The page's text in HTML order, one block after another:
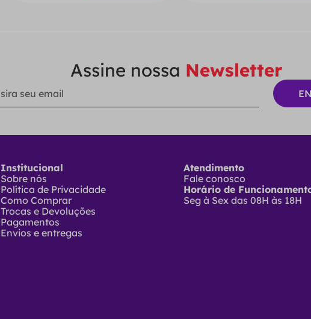
Assine nossa Newsletter
Institucional
Sobre nós
Política de Privacidade
Como Comprar
Trocas e Devoluções
Pagamentos
Envios e entregas
Atendimento
Fale conosco
Horário de
Seg à Sex das 08H às 18H